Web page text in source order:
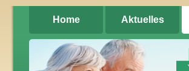
Home Aktuelles